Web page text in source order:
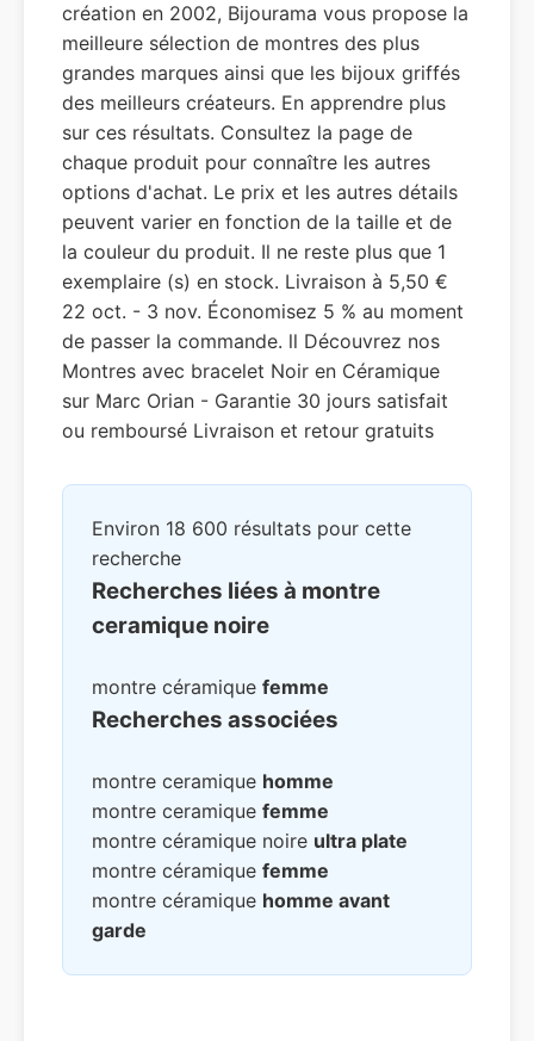
création en 2002, Bijourama vous propose la
meilleure sélection de montres des plus
grandes marques ainsi que les bijoux griffés
des meilleurs créateurs. En apprendre plus
sur ces résultats. Consultez la page de
chaque produit pour connaître les autres
options d'achat. Le prix et les autres détails
peuvent varier en fonction de la taille et de
la couleur du produit. Il ne reste plus que 1
exemplaire (s) en stock. Livraison à 5,50 €
22 oct. - 3 nov. Économisez 5 % au moment
de passer la commande. ll Découvrez nos
Montres avec bracelet Noir en Céramique
sur Marc Orian - Garantie 30 jours satisfait
ou remboursé Livraison et retour gratuits
Environ 18 600 résultats pour cette
recherche
Recherches liées à montre
ceramique noire
montre céramique femme
Recherches associées
montre ceramique homme
montre ceramique femme
montre céramique noire ultra plate
montre céramique femme
montre céramique homme avant
garde